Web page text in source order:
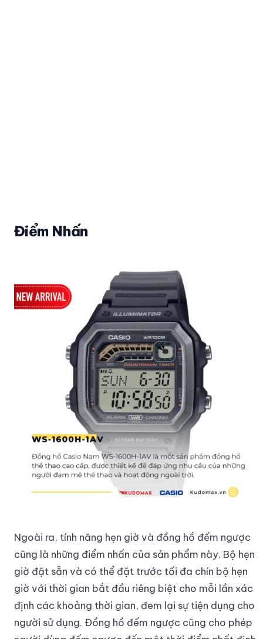
Điểm Nhấn
Ngoài ra, tính năng hẹn giờ và đồng hồ đếm ngược
cũng là những điểm nhấn của sản phẩm này. Bộ hẹn
giờ đặt sẵn và có thể đặt trước tối đa chín bộ hẹn
giờ với thời gian bắt đầu riêng biệt cho mỗi lần xác
định các khoảng thời gian, đem lại sự tiện dụng cho
người sử dụng. Đồng hồ đếm ngược cũng cho phép